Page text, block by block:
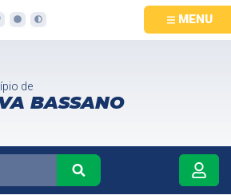
MENU
de
BASSANO